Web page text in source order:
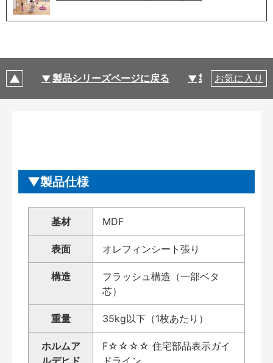
製品シリーズページに戻る 製品仕様
お気に入り
製品仕様
基材 MDF
表面 オレフィンシート張り
構造
フラッシュ構造（一部ベタ
芯）
重量 35kg以下（1枚あたり）
ホルムア
ルデヒド
F☆☆☆☆ 住宅部品表示ガイ
ドライン